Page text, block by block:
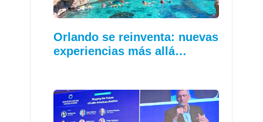
Orlando se reinventa: nuevas
experiencias más allá…